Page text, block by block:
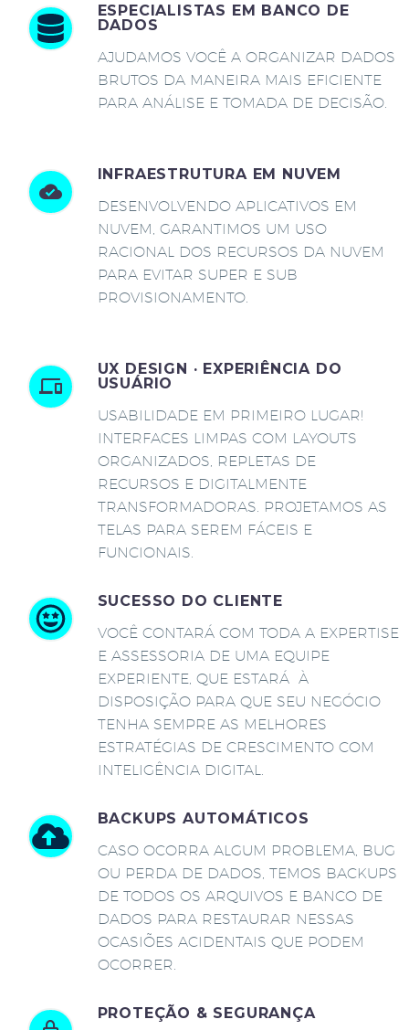
ESPECIALISTAS EM BANCO DE
DADOS
AJUDAMOS VOCÊ A ORGANIZAR DADOS
BRUTOS DA MANEIRA MAIS EFICIENTE
PARA ANÁLISE E TOMADA DE DECISÃO.
INFRAESTRUTURA EM NUVEM
DESENVOLVENDO APLICATIVOS EM
NUVEM, GARANTIMOS UM USO
RACIONAL DOS RECURSOS DA NUVEM
PARA EVITAR SUPER E SUB
PROVISIONAMENTO.
UX DESIGN · EXPERIÊNCIA DO
USUÁRIO
USABILIDADE EM PRIMEIRO LUGAR!
INTERFACES LIMPAS COM LAYOUTS
ORGANIZADOS, REPLETAS DE
RECURSOS E DIGITALMENTE
TRANSFORMADORAS. PROJETAMOS AS
TELAS PARA SEREM FÁCEIS E
FUNCIONAIS.
SUCESSO DO CLIENTE
VOCÊ CONTARÁ COM TODA A EXPERTISE
E ASSESSORIA DE UMA EQUIPE
EXPERIENTE, QUE ESTARÁ À
DISPOSIÇÃO PARA QUE SEU NEGÓCIO
TENHA SEMPRE AS MELHORES
ESTRATÉGIAS DE CRESCIMENTO COM
INTELIGÊNCIA DIGITAL.
BACKUPS AUTOMÁTICOS
CASO OCORRA ALGUM PROBLEMA, BUG
OU PERDA DE DADOS, TEMOS BACKUPS
DE TODOS OS ARQUIVOS E BANCO DE
DADOS PARA RESTAURAR NESSAS
OCASIÕES ACIDENTAIS QUE PODEM
OCORRER.
PROTEÇÃO & SEGURANÇA